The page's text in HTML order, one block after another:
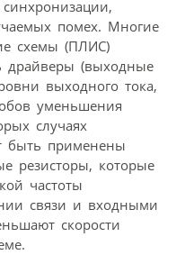
помех. Многие
схемы (ПЛИС)
драйверы (выходные
выходного тока,
уменьшения
случаях
быть применены
резисторы, которые
частоты
связи и входными
скорости